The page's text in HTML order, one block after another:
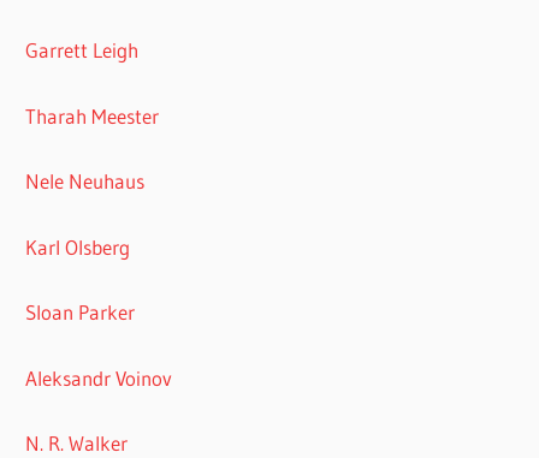
Garrett Leigh
Tharah Meester
Nele Neuhaus
Karl Olsberg
Sloan Parker
Aleksandr Voinov
N. R. Walker